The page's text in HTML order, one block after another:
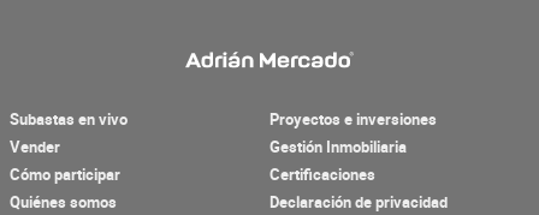
Subastas en vivo
Vender
Cómo participar
Quiénes somos
Proyectos e inversiones
Gestión Inmobiliaria
Certificaciones
Declaración de privacidad